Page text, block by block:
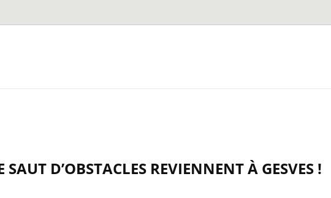
D’OBSTACLES REVIENNENT À GESVES !